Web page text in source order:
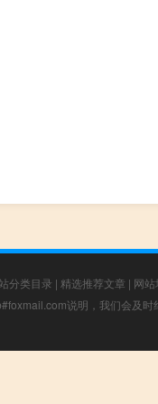
分类目录 | 精选推荐文章 | 网站
说明，我们会及时